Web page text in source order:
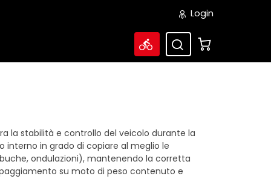
Login
la stabilità e controllo del veicolo durante la
interno in grado di copiare al meglio le
ondulazioni), mantenendo la corretta
su moto di peso contenuto e